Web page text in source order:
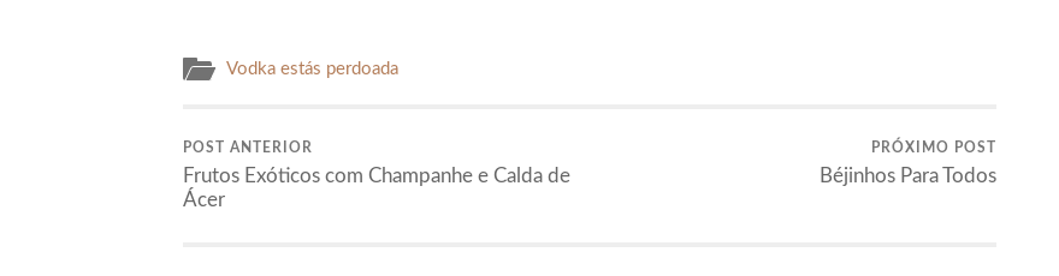
Vodka estás perdoada
POST ANTERIOR
Frutos Exóticos com Champanhe e Calda de
Ácer
PRÓXIMO POST
Béjinhos Para Todos